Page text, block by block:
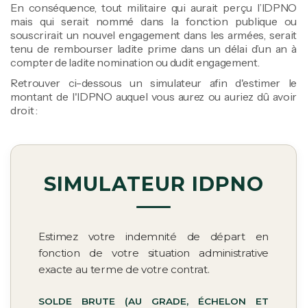
En conséquence, tout militaire qui aurait perçu l’IDPNO
mais qui serait nommé dans la fonction publique ou
souscrirait un nouvel engagement dans les armées, serait
tenu de rembourser ladite prime dans un délai d’un an à
compter de ladite nomination ou dudit engagement.
Retrouver ci-dessous un simulateur afin d'estimer le
montant de l'IDPNO auquel vous aurez ou auriez dû avoir
droit :
SIMULATEUR IDPNO
Estimez votre indemnité de départ en
fonction de votre situation administrative
exacte au terme de votre contrat.
SOLDE BRUTE (AU GRADE, ÉCHELON ET